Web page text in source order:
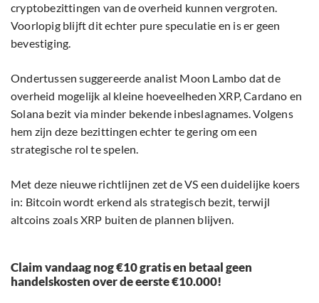
cryptobezittingen van de overheid kunnen vergroten.
Voorlopig blijft dit echter pure speculatie en is er geen
bevestiging.
Ondertussen suggereerde analist Moon Lambo dat de
overheid mogelijk al kleine hoeveelheden XRP, Cardano en
Solana bezit via minder bekende inbeslagnames. Volgens
hem zijn deze bezittingen echter te gering om een
strategische rol te spelen.
Met deze nieuwe richtlijnen zet de VS een duidelijke koers
in: Bitcoin wordt erkend als strategisch bezit, terwijl
altcoins zoals XRP buiten de plannen blijven.
Claim vandaag nog €10 gratis en betaal geen
handelskosten over de eerste €10.000!